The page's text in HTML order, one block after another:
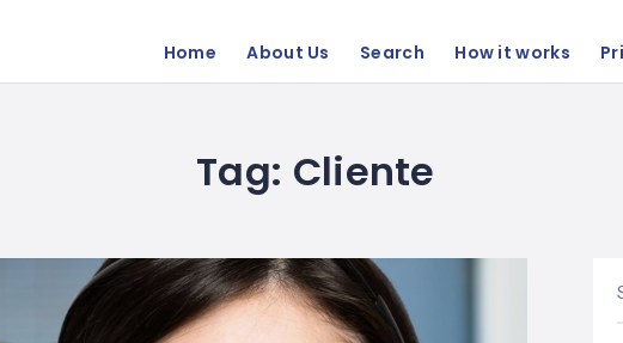
Home About Us Search How it works
Tag: Cliente